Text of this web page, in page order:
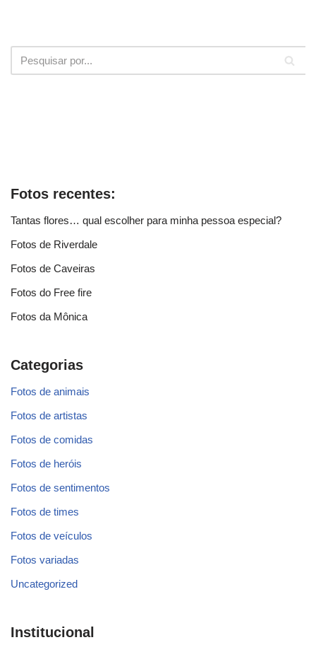
Fotos recentes:
Tantas flores… qual escolher para minha pessoa especial?
Fotos de Riverdale
Fotos de Caveiras
Fotos do Free fire
Fotos da Mônica
Categorias
Fotos de animais
Fotos de artistas
Fotos de comidas
Fotos de heróis
Fotos de sentimentos
Fotos de times
Fotos de veículos
Fotos variadas
Uncategorized
Institucional